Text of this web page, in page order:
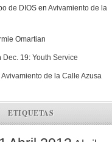
de DIOS en Avivamiento de la
Omartian
Dec. 19: Youth Service
Avivamiento de la Calle Azusa
ETIQUETAS